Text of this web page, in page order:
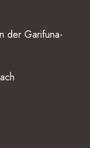
der Garifuna-